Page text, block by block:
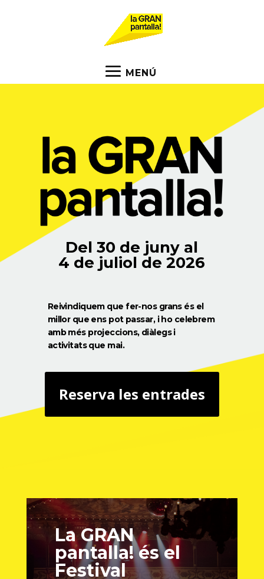
Del 30 de juny al
4 de juliol de 2026
Reivindiquem que fer-nos grans és el
millor que ens pot passar, i ho celebrem
amb més projeccions, diàlegs i
activitats que mai.
Reserva les entrades
La GRAN
pantalla! és el
Festival